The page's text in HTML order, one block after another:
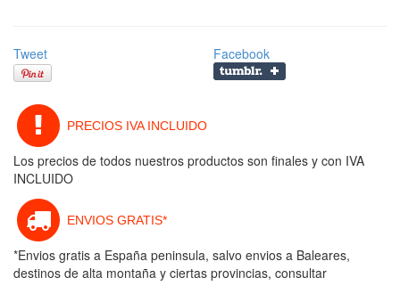
Tweet Facebook
PRECIOS IVA INCLUIDO
Los precios de todos nuestros productos son finales y con IVA
INCLUIDO
ENVIOS GRATIS*
*Envios gratis a España peninsula, salvo envios a Baleares,
destinos de alta montaña y ciertas provincias, consultar